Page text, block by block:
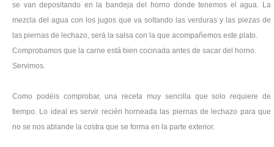
se van depositando en la bandeja del horno donde tenemos el agua. La
mezcla del agua con los jugos que va soltando las verduras y las piezas de
las piernas de lechazo, será la salsa con la que acompañemos este plato.
Comprobamos que la carne está bien cocinada antes de sacar del horno.
Servimos.
Como podéis comprobar, una receta muy sencilla que solo requiere de
tiempo. Lo ideal es servir recién horneada las piernas de lechazo para que
no se nos ablande la costra que se forma en la parte exterior.